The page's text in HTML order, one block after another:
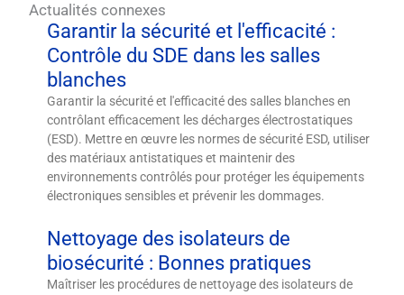
Actualités connexes
Garantir la sécurité et l'efficacité :
Contrôle du SDE dans les salles
blanches
Garantir la sécurité et l'efficacité des salles blanches en
contrôlant efficacement les décharges électrostatiques
(ESD). Mettre en œuvre les normes de sécurité ESD, utiliser
des matériaux antistatiques et maintenir des
environnements contrôlés pour protéger les équipements
électroniques sensibles et prévenir les dommages.
Nettoyage des isolateurs de
biosécurité : Bonnes pratiques
Maîtriser les procédures de nettoyage des isolateurs de